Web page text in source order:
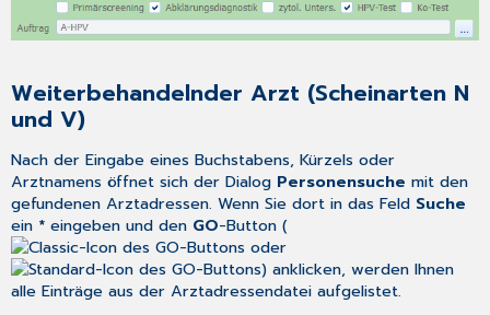
Weiterbehandelnder Arzt (Scheinarten N
und V)
Nach der Eingabe eines Buchstabens, Kürzels oder
Arztnamens öffnet sich der Dialog Personensuche mit den
gefundenen Arztadressen. Wenn Sie dort in das Feld Suche
ein * eingeben und den GO-Button (
oder
) anklicken, werden Ihnen
alle Einträge aus derArztadressendatei aufgelistet.